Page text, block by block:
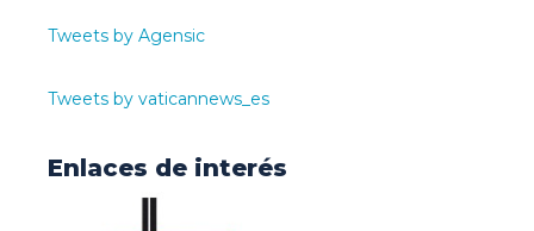
Tweets by Agensic
Tweets by vaticannews_es
Enlaces de interés